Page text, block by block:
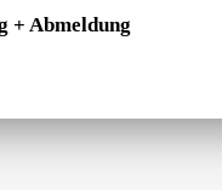
+ Abmeldung